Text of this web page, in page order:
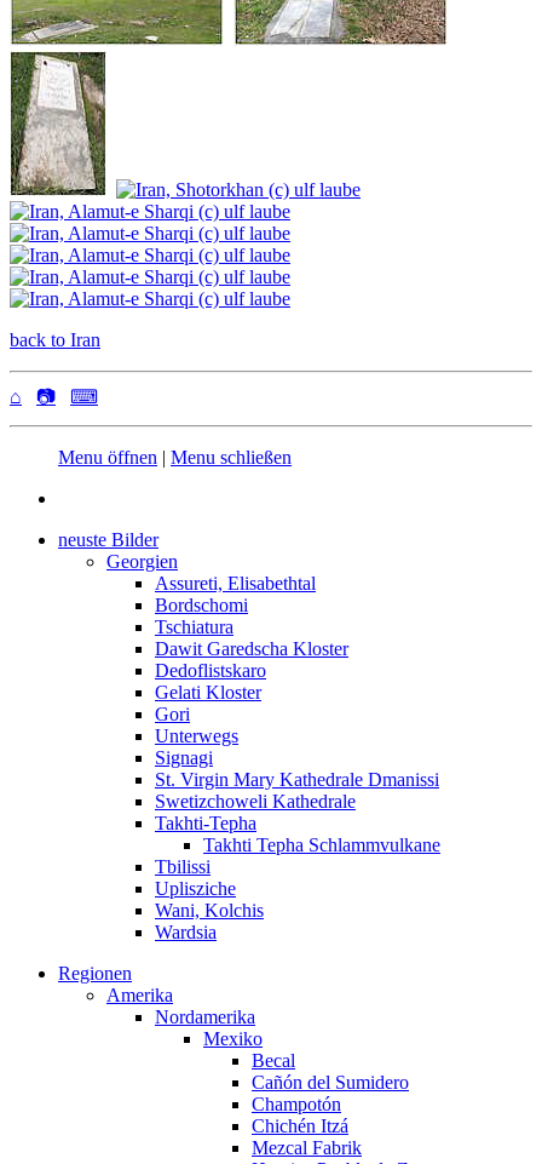
back to Iran
⌂ 📷 ⌨
Menu öffnen | Menu schließen
neuste Bilder
Georgien
Assureti, Elisabethtal
Bordschomi
Tschiatura
Dawit Garedscha Kloster
Dedoflistskaro
Gelati Kloster
Gori
Unterwegs
Signagi
St. Virgin Mary Kathedrale Dmanissi
Swetizchoweli Kathedrale
Takhti-Tepha
Takhti Tepha Schlammvulkane
Tbilissi
Uplisziche
Wani, Kolchis
Wardsia
Regionen
Amerika
Nordamerika
Mexiko
Becal
Cañón del Sumidero
Champotón
Chichén Itzá
Mezcal Fabrik